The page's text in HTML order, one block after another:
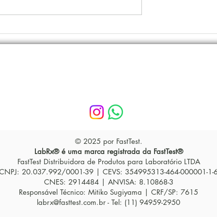
“idioma” da
“sinalizadores de tempo”
© 2025 por FastTest.
LabRx® é uma marca registrada da FastTest®
FastTest Distribuidora de Produtos para Laboratório LTDA
20.037.992/0001-39 | CEVS: 354995313-464-000001-1-
CNES: 2914484 | ANVISA: 8.10868-3
Responsável Técnico: Mitiko Sugiyama | CRF/SP: 7615
labrx@fasttest.com.br - Tel: (11) 94959-2950